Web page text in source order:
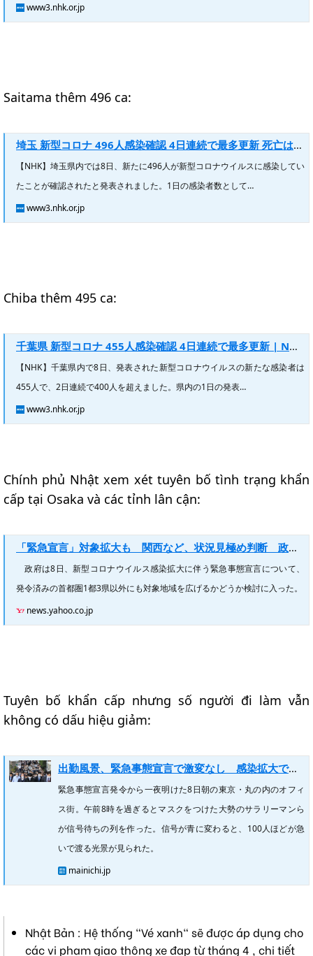
www3.nhk.or.jp
Saitama thêm 496 ca:
埼玉 新型コロナ 496人感染確認 4日連続で最多更新 死亡は6人 | NHKニュース
【NHK】埼玉県内では8日、新たに496人が新型コロナウイルスに感染してい
たことが確認されたと発表されました。1日の感染者数として…
www3.nhk.or.jp
Chiba thêm 495 ca:
千葉県 新型コロナ 455人感染確認 4日連続で最多更新 | NHKニュース
【NHK】千葉県内で8日、発表された新型コロナウイルスの新たな感染者は
455人で、2日連続で400人を超えました。県内の1日の発表…
www3.nhk.or.jp
Chính phủ Nhật xem xét tuyên bố tình trạng khẩn
cấp tại Osaka và các tỉnh lân cận:
「緊急宣言」対象拡大も 関西など、状況見極め判断 政府（時事通信） - Yahoo!ニュース
政府は8日、新型コロナウイルス感染拡大に伴う緊急事態宣言について、
発令済みの首都圏1都3県以外にも対象地域を広げるかどうか検討に入った。
news.yahoo.co.jp
Tuyên bố khẩn cấp nhưng số người đi làm vẫn
không có dấu hiệu giảm:
出勤風景、緊急事態宣言で激変なし 感染拡大で既に人通り減る | 毎日新聞
緊急事態宣言発令から一夜明けた8日朝の東京・丸の内のオフィ
ス街。午前8時を過ぎるとマスクをつけた大勢のサラリーマンら
が信号待ちの列を作った。信号が青に変わると、100人ほどが急
いで渡る光景が見られた。
mainichi.jp
Nhật Bản : Hệ thống "Vé xanh" sẽ được áp dụng cho
các vi phạm giao thông xe đạp từ tháng 4 , chi tiết